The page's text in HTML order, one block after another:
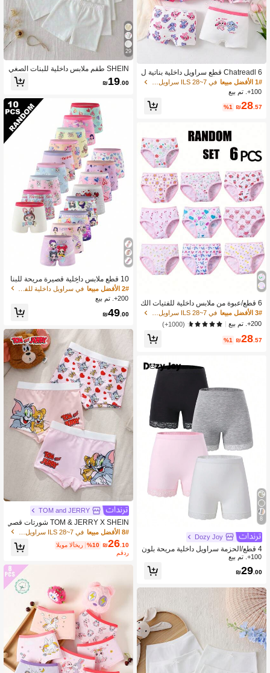
Chatreadl 6 قطع سراويل داخلية بناتية ل
طيفة بسلسلة الأرانب الكرتونية، قابلة للت
نفس، مريحة & مناسبة لجميع الفصول
1# الأفضل مبيعا
100+. تم بيع
₪28.57
%1
6 قطع/عبوة من ملابس داخلية للفتيات الك
وريات الصغيرات، برسومات صغيرة لطيف
ة وطباعة الجزر، سراويل داخلية وملابس ت
حتية مريحة للأطفال الصغار والفتيات الص
غيرات
3# الأفضل مبيعا
200+. تم بيع
(1000+)
₪28.57
%1
8
Dozy Joy
4 قطع/الحزمة سراويل داخلية مريحة بلون
سادة للفتيات من الدانتيل
100+. تم بيع
₪29.00
29
SHEIN طقم ملابس داخلية للبنات الصغي
رات بتطريز فيونكة، كاميسول وشورت
₪19.00
10 قطع ملابس داخلية قصيرة مريحة للبنا
ت متنوعة عشوائياً، بطباعة أرنب كرتوني
وقلب، ملابس داخلية للبنات الصغيرات
2# الأفضل مبيعا
200+. تم بيع
₪49.00
TOM and JERRY
TOM & JERRY X SHEIN شورتات قصي
رة كاجوال مريحة ولطيفة بطباعة كرتونية
وألوان متباينة للفتيات الصغيرات
8# الأفضل مبيعا
₪26.10
%10 اليوم الأخير
مقدر